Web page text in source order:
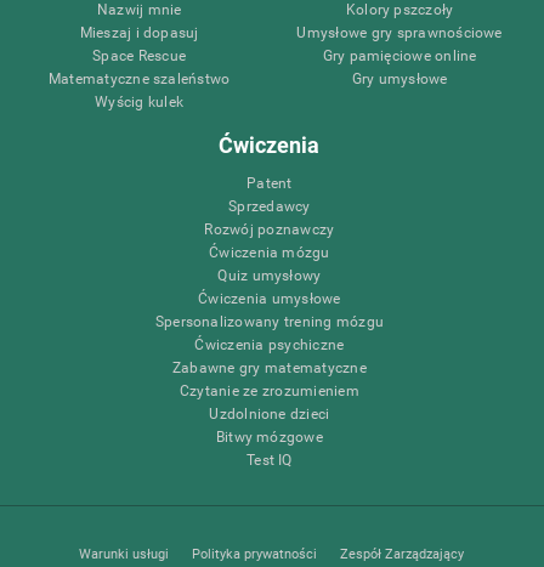
Nazwij mnie
Mieszaj i dopasuj
Space Rescue
Matematyczne szaleństwo
Wyścig kulek
Kolory pszczoły
Umysłowe gry sprawnościowe
Gry pamięciowe online
Gry umysłowe
Ćwiczenia
Patent
Sprzedawcy
Rozwój poznawczy
Ćwiczenia mózgu
Quiz umysłowy
Ćwiczenia umysłowe
Spersonalizowany trening mózgu
Ćwiczenia psychiczne
Zabawne gry matematyczne
Czytanie ze zrozumieniem
Uzdolnione dzieci
Bitwy mózgowe
Test IQ
Warunki usługi Polityka prywatności Zespół Zarządzający